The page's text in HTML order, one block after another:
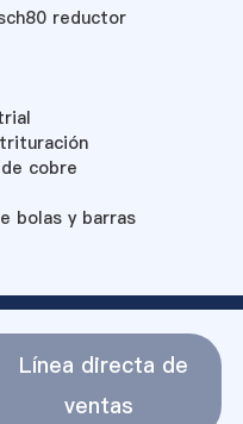
reductor
cobre
bolas y barras
Línea directa de
ventas